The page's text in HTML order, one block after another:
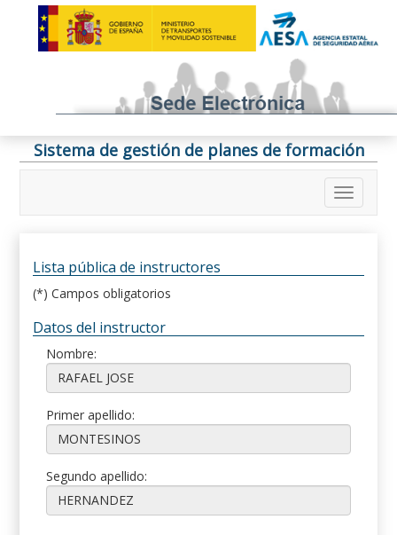
Sistema de gestión de planes de formación
Lista pública de instructores
(*) Campos obligatorios
Datos del instructor
Nombre:
Primer apellido:
Segundo apellido: